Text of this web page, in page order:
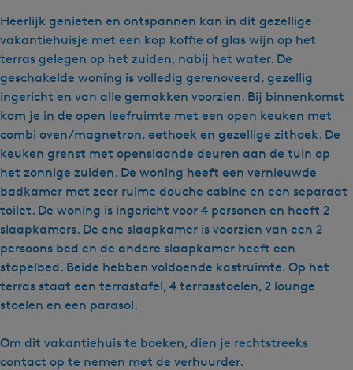
Heerlijk genieten en ontspannen kan in dit gezellige
vakantiehuisje met een kop koffie of glas wijn op het
terras gelegen op het zuiden, nabij het water. De
geschakelde woning is volledig gerenoveerd, gezellig
ingericht en van alle gemakken voorzien. Bij binnenkomst
kom je in de open leefruimte met een open keuken met
combi oven/magnetron, eethoek en gezellige zithoek. De
keuken grenst met openslaande deuren aan de tuin op
het zonnige zuiden. De woning heeft een vernieuwde
badkamer met zeer ruime douche cabine en een separaat
toilet. De woning is ingericht voor 4 personen en heeft 2
slaapkamers. De ene slaapkamer is voorzien van een 2
persoons bed en de andere slaapkamer heeft een
stapelbed. Beide hebben voldoende kastruimte. Op het
terras staat een terrastafel, 4 terrasstoelen, 2 lounge
stoelen en een parasol.
Om dit vakantiehuis te boeken, dien je rechtstreeks
contact op te nemen met de verhuurder.
t
e
r
r
e
c
r
e
a
t
i
e
S
y
p
e
d
a
a
t
e
r
r
e
c
r
e
a
t
i
e
S
y
p
r
d
r
r
e
c
r
e
a
t
i
e
S
y
p
e
r
d
-
B
W
a
t
e
r
r
e
c
r
e
a
t
i
e
S
y
e
r